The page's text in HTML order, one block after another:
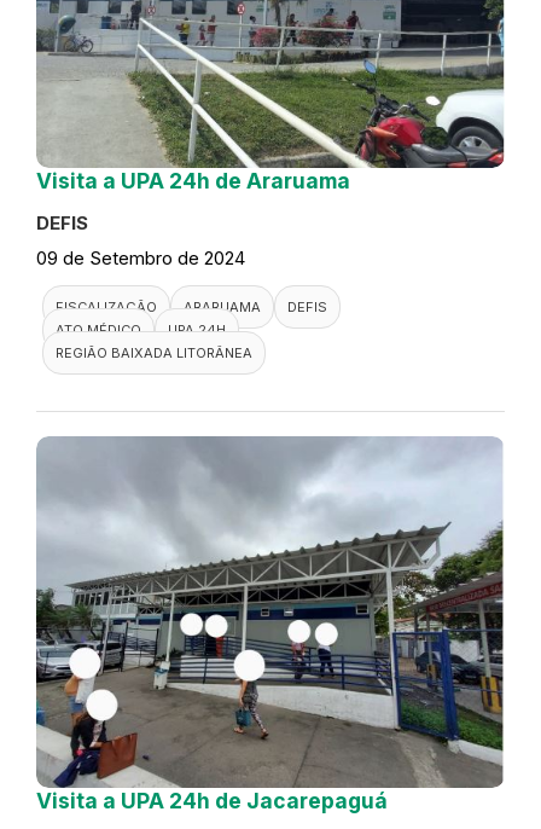
Visita a UPA 24h de Araruama
DEFIS
09 de Setembro de 2024
FISCALIZAÇÃO ARARUAMA
DEFIS
ATO MÉDICO
UPA 24H
REGIÃO BAIXADA LITORÂNEA
Visita a UPA 24h de Jacarepaguá